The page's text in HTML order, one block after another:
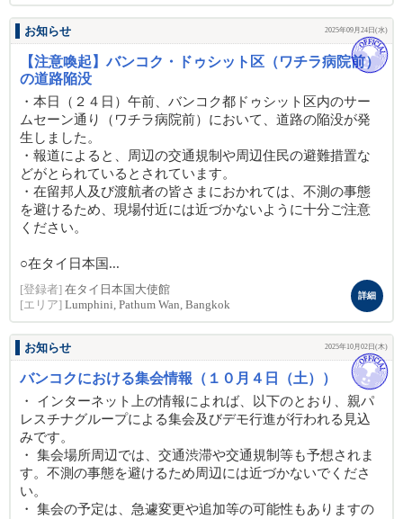
お知らせ 2025年09月24日(水)
【注意喚起】バンコク・ドゥシット区（ワチラ病院前）
の道路陥没
・本日（２４日）午前、バンコク都ドゥシット区内のサー
ムセーン通り（ワチラ病院前）において、道路の陥没が発
生しました。
・報道によると、周辺の交通規制や周辺住民の避難措置な
どがとられているとされています。
・在留邦人及び渡航者の皆さまにおかれては、不測の事態
を避けるため、現場付近には近づかないように十分ご注意
ください。
○在タイ日本国...
[登録者] 在タイ日本国大使館
[エリア] Lumphini, Pathum Wan, Bangkok
詳細
お知らせ 2025年10月02日(木)
バンコクにおける集会情報（１０月４日（土））
・ インターネット上の情報によれば、以下のとおり、親パ
レスチナグループによる集会及びデモ行進が行われる見込
みです。
・ 集会場所周辺では、交通渋滞や交通規制等も予想されま
す。不測の事態を避けるため周辺には近づかないでくださ
い。
・ 集会の予定は、急遽変更や追加等の可能性もありますの